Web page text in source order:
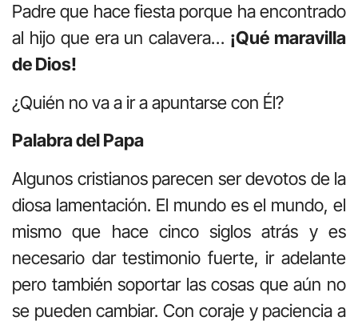
Padre que hace fiesta porque ha encontrado
al hijo que era un calavera… ¡Qué maravilla
de Dios!
¿Quién no va a ir a apuntarse con Él?
Palabra del Papa
Algunos cristianos parecen ser devotos de la
diosa lamentación. El mundo es el mundo, el
mismo que hace cinco siglos atrás y es
necesario dar testimonio fuerte, ir adelante
pero también soportar las cosas que aún no
se pueden cambiar. Con coraje y paciencia a